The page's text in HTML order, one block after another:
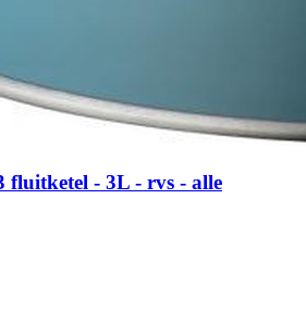
fluitketel - 3L - rvs - alle